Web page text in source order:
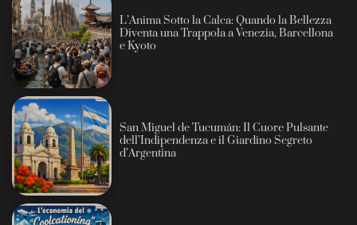
L’Anima Sotto la Calca: Quando la Bellezza
Diventa una Trappola a Venezia, Barcellona
e Kyoto
San Miguel de Tucumán: Il Cuore Pulsante
dell’Indipendenza e il Giardino Segreto
d’Argentina